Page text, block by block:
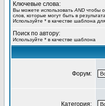
Ключевые слова:
Вы можете использовать AND чтобы
слов, которые могут быть в
Используйте * в качестве шаблона
Поиск по автору:
Используйте * в качестве шаблона
Форум:
Категория: